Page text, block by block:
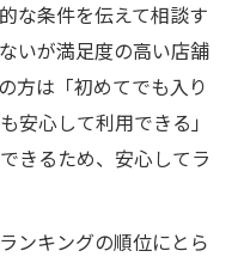
な条件を伝えて相談す
いが満足度の高い店舗
方は「初めてでも入り
安心して利用できる」
きるため、安心してラ
ンキングの順位にとら